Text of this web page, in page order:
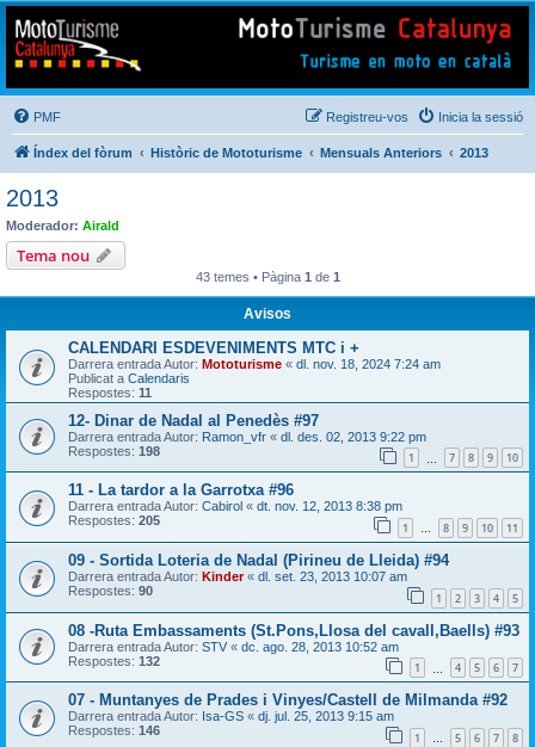
Mototurisme
Turisme en moto en català
PMF Inicia la sessió
Registreu-vos
Índex del fòrum Històric de Mototurisme Mensuals Anteriors 2013
2013
Moderador: Airald
Tema nou
43 temes • Pàgina 1 de 1
Avisos
CALENDARI ESDEVENIMENTS MTC i +
Darrera entrada Autor: Mototurisme « dl. nov. 18, 2024 7:24 am
Publicat a Calendaris
Respostes: 11
12- Dinar de Nadal al Penedès #97
Darrera entrada Autor: Ramon_vfr « dl. des. 02, 2013 9:22 pm
Respostes: 198 1 7 8 9 10
11 - La tardor a la Garrotxa #96
Darrera entrada Autor: Cabirol « dt. nov. 12, 2013 8:38 pm
Respostes: 205 1 … 8 9 10 11
09 - Sortida Loteria de Nadal (Pirineu de Lleida) #94
Darrera entrada Autor: Kinder« dl. set. 23, 2013 10:07 am
Respostes: 90 1 2 3 4 5
08 -Ruta Embassaments (St.Pons,Llosa del cavall,Baells) #93
Darrera entrada Autor: STV « dc. ago. 28, 2013 10:52 am
Respostes: 132 1 4 5 6 7
07 - Muntanyes de Prades i Vinyes/Castell de Milmanda #92
Darrera entrada Autor: Isa-GS « dj. jul. 25, 2013 9:15 am
Respostes: 146 1 … 5 6 7 8